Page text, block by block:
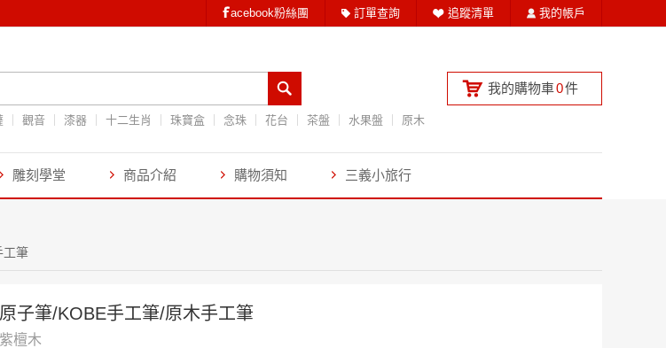
acebook粉絲團 訂單查詢 追蹤清單 我的帳戶
觀音 漆器 十二生肖 珠寶盒 念珠 花台 茶盤 水果盤 原木
我的購物車0件
雕刻學堂 商品介紹 購物須知 三義小旅行
工筆
子筆/KOBE手工筆/原木手工筆
檀木